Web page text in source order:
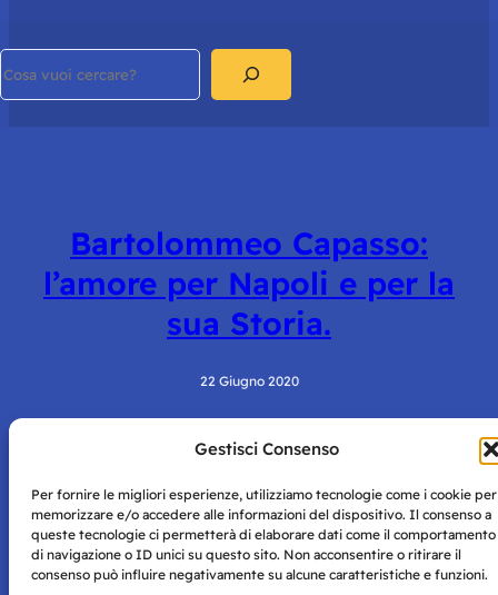
Gestisci Consenso
Per fornire le migliori esperienze, utilizziamo tecnologie come i cookie per
memorizzare e/o accedere alle informazioni del dispositivo. Il consenso a
queste tecnologie ci permetterà di elaborare dati come il comportamento
di navigazione o ID unici su questo sito. Non acconsentire o ritirare il
consenso può influire negativamente su alcune caratteristiche e funzioni.
Bartolommeo Capasso:
l’amore per Napoli e per la
sua Storia.
22 Giugno 2020